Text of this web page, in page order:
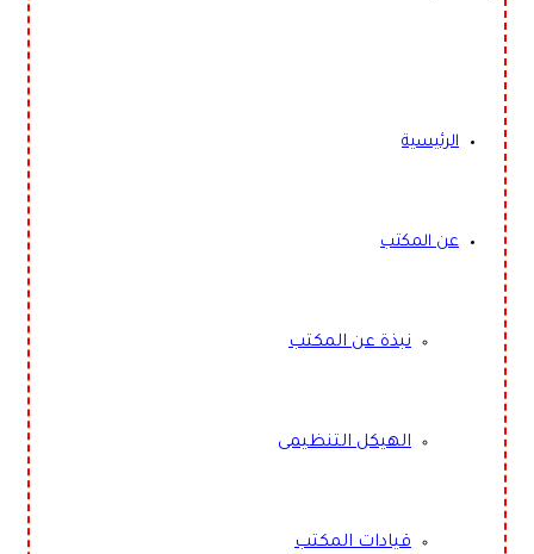
الرئيسية
عن المكتب
نبذة عن المكتب
الهيكل التنظيمى
قيادات المكتب